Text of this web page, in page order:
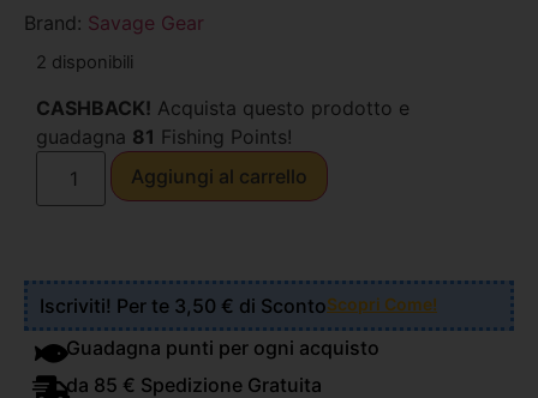
Brand: Savage Gear
2 disponibili
CASHBACK! Acquista questo prodotto e
guadagna 81 Fishing Points!
Aggiungi al carrello
Iscriviti! Per te 3,50 € di ScontoScopri Come!
Guadagna punti per ogni acquisto
da 85 € Spedizione Gratuita